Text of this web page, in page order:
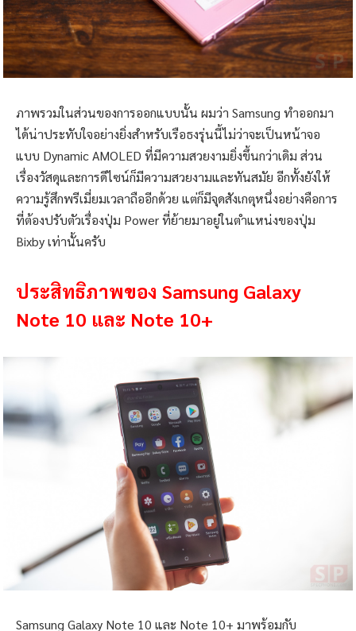
ภาพรวมในส่วนของการออกแบบนั้น ผมว่า Samsung ทำออกมา
ได้น่าประทับใจอย่างยิ่งสำหรับเรือธงรุ่นนี้ไม่ว่าจะเป็นหน้าจอ
แบบ Dynamic AMOLED ที่มีความสวยงามยิ่งขึ้นกว่าเดิม ส่วน
เรื่องวัสดุและการดีไซน์ก็มีความสวยงามและทันสมัย อีกทั้งยังให้
ความรู้สึกพรีเมี่ยมเวลาถืออีกด้วย แต่ก็มีจุดสังเกตุหนึ่งอย่างคือการ
ที่ต้องปรับตัวเรื่องปุ่ม Power ที่ย้ายมาอยู่ในตำแหน่งของปุ่ม
Bixby เท่านั้นครับ
ประสิทธิภาพของ Samsung Galaxy
Note 10 และ Note 10+
Samsung Galaxy Note 10 และ Note 10+ มาพร้อมกับ